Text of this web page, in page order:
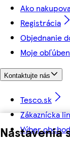
Nastavenia
Ako
Registrácia
Objednanie
Moje
Kontaktujte nás
Tesco.sk
Zákaznícka
Výber